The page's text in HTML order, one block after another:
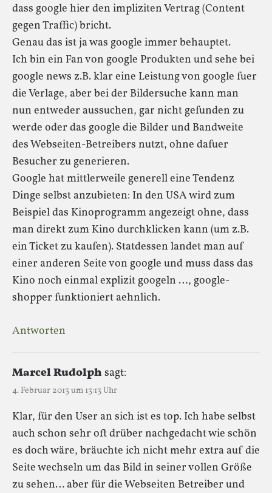
dass google hier den impliziten Vertrag (Content
gegen Traffic) bricht.
Genau das ist ja was google immer behauptet.
Ich bin ein Fan von google Produkten und sehe bei
google news z.B. klar eine Leistung von google fuer
die Verlage, aber bei der Bildersuche kann man
nun entweder aussuchen, gar nicht gefunden zu
werde oder das google die Bilder und Bandweite
des Webseiten-Betreibers nutzt, ohne dafuer
Besucher zu generieren.
Google hat mittlerweile generell eine Tendenz
Dinge selbst anzubieten: In den USA wird zum
Beispiel das Kinoprogramm angezeigt ohne, dass
man direkt zum Kino durchklicken kann (um z.B.
ein Ticket zu kaufen). Statdessen landet man auf
einer anderen Seite von google und muss dass das
Kino noch einmal explizit googeln …, google-
shopper funktioniert aehnlich.
Antworten
Marcel Rudolph sagt:
4. Februar 2013 um 13:13 Uhr
Klar, für den User an sich ist es top. Ich habe selbst
auch schon sehr oft drüber nachgedacht wie schön
es doch wäre, bräuchte ich nicht mehr extra auf die
Seite wechseln um das Bild in seiner vollen Größe
zu sehen… aber für die Webseiten Betreiber und